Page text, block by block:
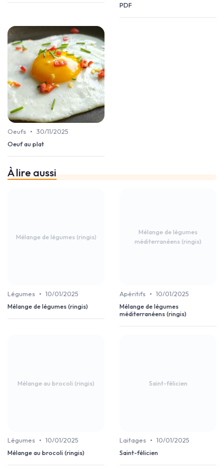
PDF
Oeufs • 30/11/2025
Oeuf au plat
À lire aussi
Mélange de légumes (ringis)
Légumes • 10/01/2025
Mélange de légumes (ringis)
Mélange de légumes
méditerranéens (ringis)
Apéritifs • 10/01/2025
Mélange de légumes
méditerranéens (ringis)
Mélange au brocoli (ringis)
Légumes • 10/01/2025
Mélange au brocoli (ringis)
Saint-félicien
Laitages • 10/01/2025
Saint-félicien